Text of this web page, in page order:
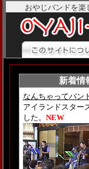
おやじバンドを
新着情
なんちゃってバン
アイランドスター
した。 NEW